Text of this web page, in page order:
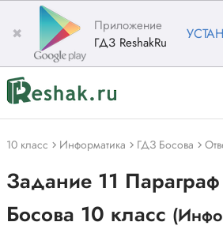
✖
Приложение
ГДЗ ReshakRu
10 класс Информатика ГДЗ Босова
Задание 11
Босова 10 класс